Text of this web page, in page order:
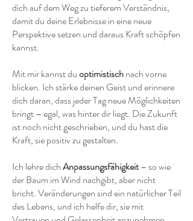
dich auf dem Weg zu tieferem Verständnis,
damit du deine Erlebnisse in eine neue
Perspektive setzen und daraus Kraft schöpfen
kannst.
Mit mir kannst duoptimistischnach vorne
blicken. Ich stärke deinen Geist und erinnere
dich daran, dass jeder Tag neue Möglichkeiten
bringt – egal, was hinter dir liegt. Die Zukunft
ist noch nicht geschrieben, und du hast die
Kraft, sie positiv zu gestalten.
Ich lehre dichAnpassungsfähigkeit– so wie
der Baum im Wind nachgibt, aber nicht
bricht. Veränderungen sind ein natürlicher Teil
des Lebens, und ich helfe dir, sie mit